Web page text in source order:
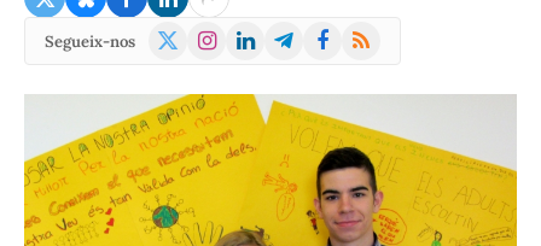
Segueix-nos
X
Instagram
LinkedInTelegramFacebook
RSS